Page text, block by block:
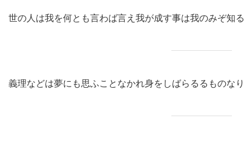
世の人は我を何とも言わば言え我が成す事は我のみぞ知る
義理などは夢にも思ふことなかれ身をしばらるるものなり